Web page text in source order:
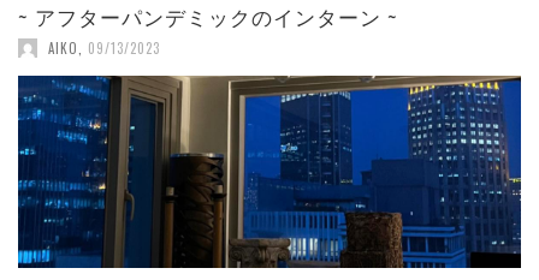
~ アフターパンデミックのインターン ~
AIKO 09/13/2023